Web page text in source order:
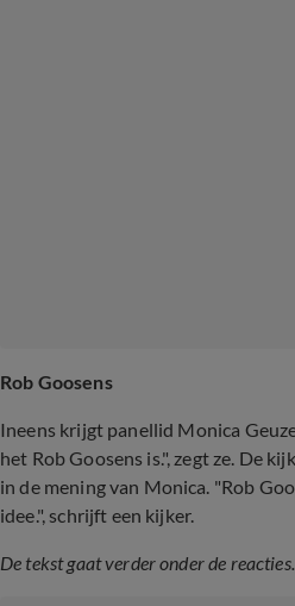
Rob Goosens
Ineens krijgt panellid Monica
het Rob Goosens is.", zegt ze. De
in de mening van Monica. "Rob
idee.", schrijft een kijker.
De tekst gaat verder onder de reacties.